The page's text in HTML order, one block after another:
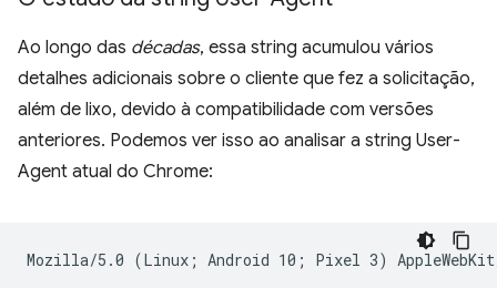
Ao longo das décadas, essa string acumulou vários
detalhes adicionais sobre o cliente que fez a solicitação,
além de lixo, devido à compatibilidade com versões
anteriores. Podemos ver isso ao analisar a string User-
Agent atual do Chrome: